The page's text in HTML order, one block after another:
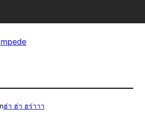
ฮ่า ฮ่า ฮร่าาา